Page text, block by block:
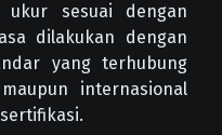
sesuai dengan
dilakukan dengan
yang terhubung
internasional